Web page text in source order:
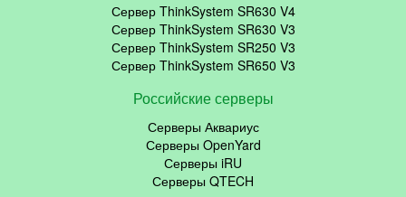
Сервер ThinkSystem SR630 V4
Сервер ThinkSystem SR630 V3
Сервер ThinkSystem SR250 V3
Сервер ThinkSystem SR650 V3
Российские серверы
Серверы Аквариус
Серверы OpenYard
Серверы iRU
Серверы QTECH